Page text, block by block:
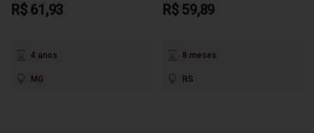
R$ 61,93
4 anos
MG
R$ 59,89
8 meses
RS